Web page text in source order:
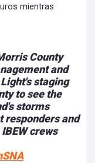
mientras
County
and
staging
to see the
storms
responders and
crews